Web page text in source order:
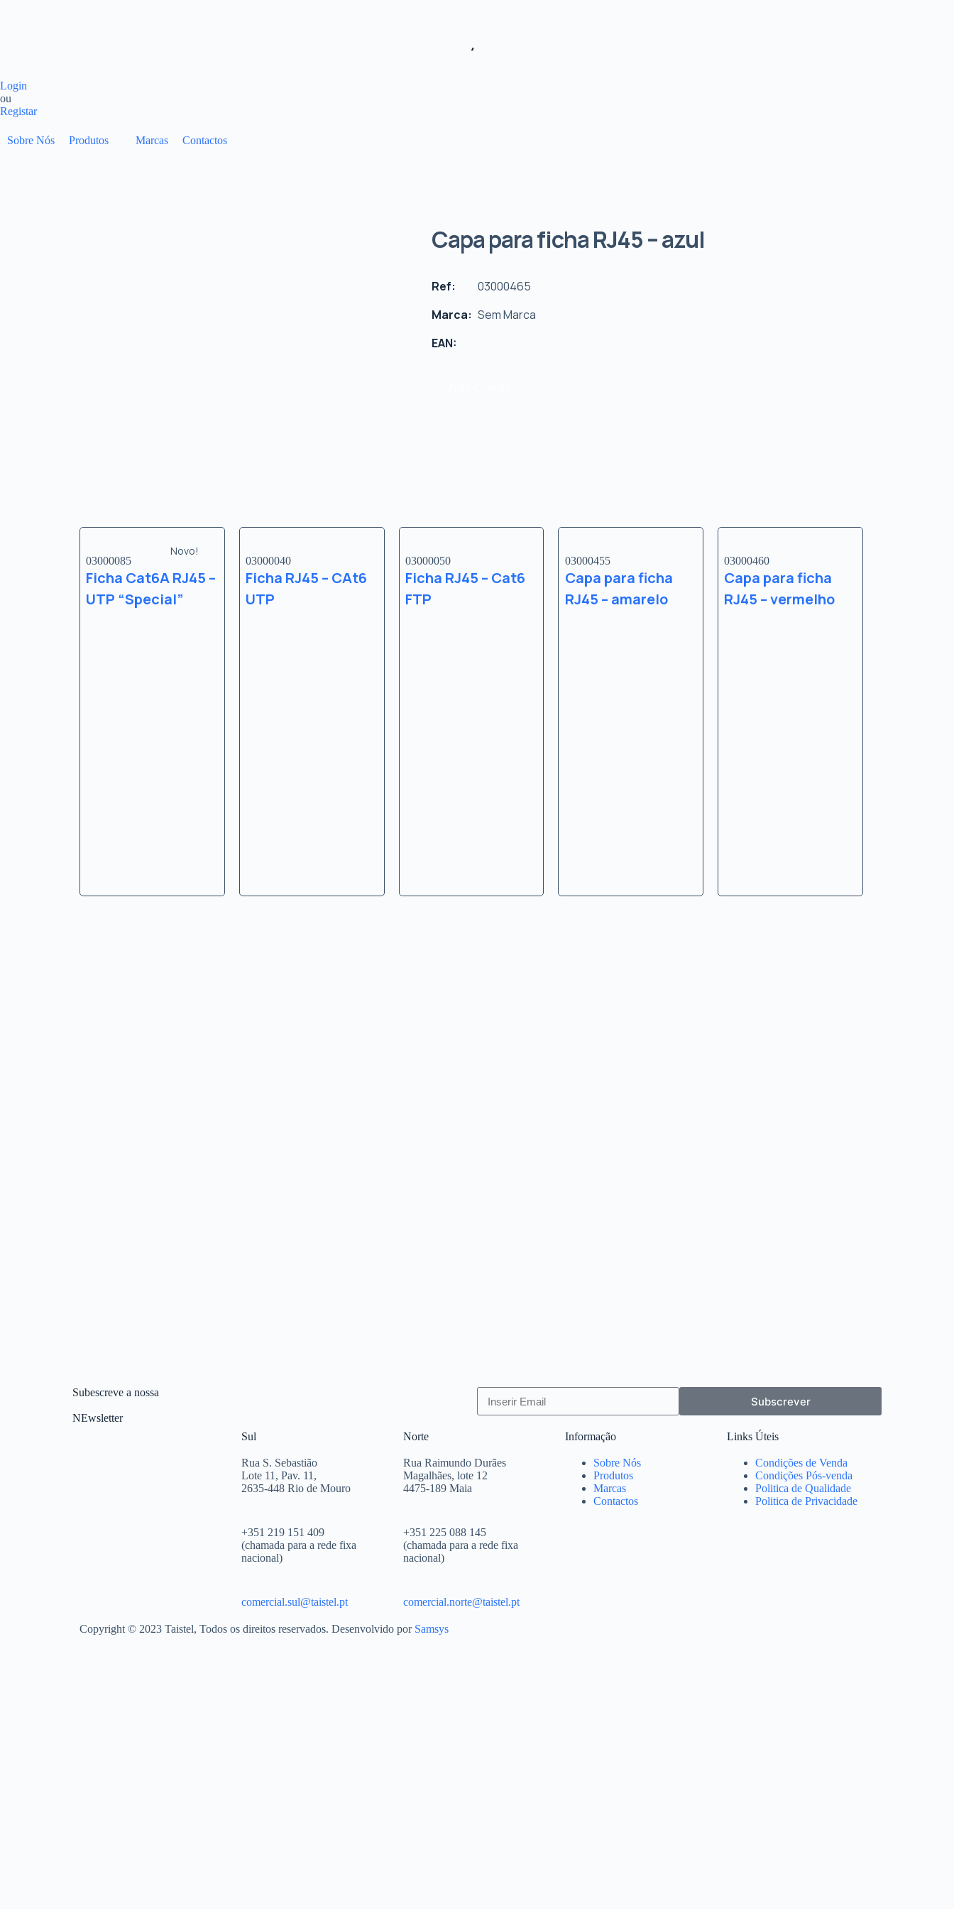
Login
ou
Registar
Sobre Nós Produtos Marcas Contactos
Capa para ficha RJ45 – azul
Ref:
03000465
Marca: Sem Marca
EAN:
Novo!
03000085
Ficha Cat6A RJ45 –
UTP “Special”
03000040
Ficha RJ45 – CAt6
UTP
03000050
Ficha RJ45 – Cat6
FTP
03000455
Capa para ficha
RJ45 – amarelo
03000460
Capa para ficha
RJ45 – vermelho
Subescreve a nossa
NEwsletter
Subscrever
Sul
Rua S. Sebastião
Lote 11, Pav. 11,
2635-448 Rio de Mouro
+351 219 151 409
(chamada para a rede fixa
nacional)
comercial.sul@taistel.pt
Norte
Rua Raimundo Durães
Magalhães, lote 12
4475-189 Maia
+351 225 088 145
(chamada para a rede fixa
nacional)
comercial.norte@taistel.pt
Informação
Sobre Nós
Produtos
Marcas
Contactos
Links Úteis
Condições de Venda
Condições Pós-venda
Politica de Qualidade
Politica de Privacidade
Copyright © 2023 Taistel, Todos os direitos reservados. Desenvolvido por Samsys